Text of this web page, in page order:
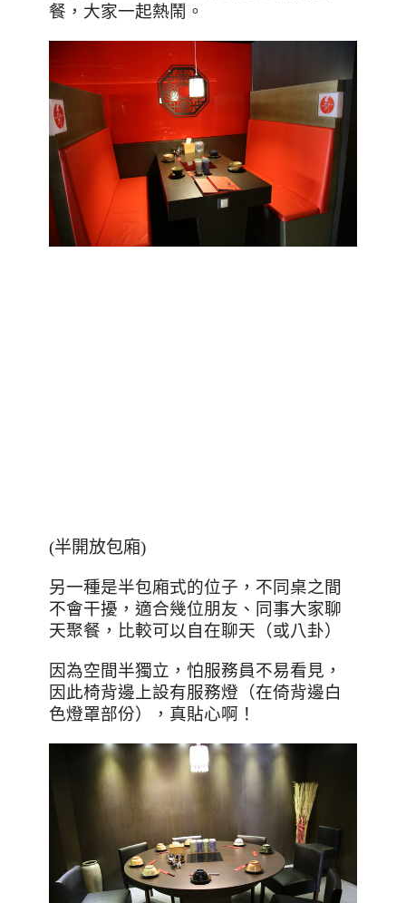
餐，大家一起熱鬧。
(半開放包廂)
另一種是半包廂式的位子，不同桌之間
不會干擾，適合幾位朋友、同事大家聊
天聚餐，比較可以自在聊天（或八卦）
因為空間半獨立，怕服務員不易看見，
因此椅背邊上設有服務燈（在倚背邊白
色燈罩部份），真貼心啊！